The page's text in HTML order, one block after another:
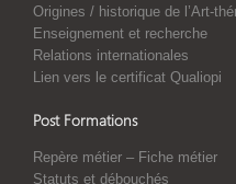
Origines / historique de l’Art-
Enseignement et recherche
Relations internationales
Lien vers le certificat Qualiopi
Post Formations
Repère métier – Fiche métier
Statuts et débouchés